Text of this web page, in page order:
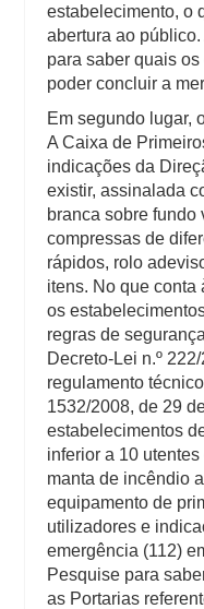
estabelecimento, o
abertura ao
para saber quais
poder concluir a
Em segundo lugar,
A Caixa de
indicações da
existir, assinalada
branca sobre fundo
compressas de
rápidos, rolo
itens. No que conta
os
regras de
Decreto-Lei n.º
regulamento
1532/2008, de 29
estabelecimentos
inferior a 10
manta de incêndio
equipamento de
utilizadores e
emergência (112)
Pesquise para
as Portarias